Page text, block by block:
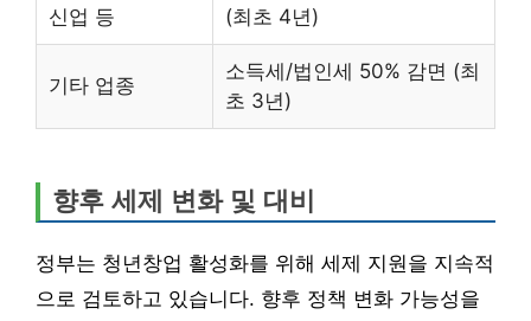
신업 등
(최초 4년)
기타 업종
소득세/법인세 50% 감면 (최
초 3년)
향후 세제 변화 및 대비
정부는 청년창업 활성화를 위해 세제 지원을 지속적
으로 검토하고 있습니다. 향후 정책 변화 가능성을